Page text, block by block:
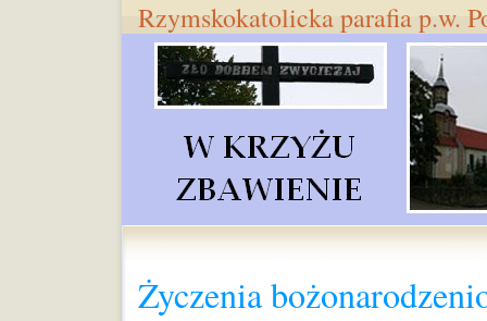
Rzymskokatolicka parafia p.w.
Życzenia